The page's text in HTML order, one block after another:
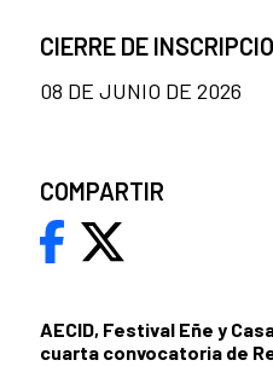
AECID, Festival Eñe y
cuarta convocatoria de
CIERRE DE
08 DE JUNIO DE 2026
COMPARTIR